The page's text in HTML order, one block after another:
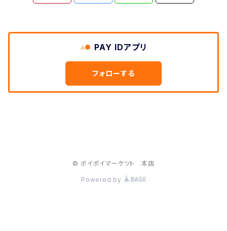
PAY IDアプリ
フォローする
© ポイポイマーケツト 本店
Powered by